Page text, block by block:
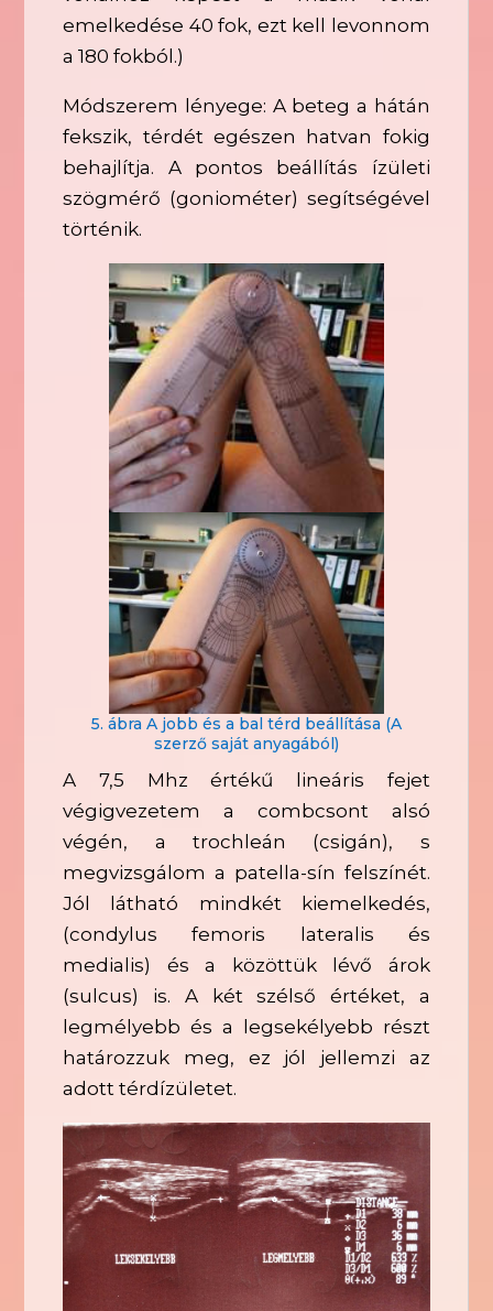
emelkedése 40 fok, ezt kell levonnom
a 180 fokból.)
Módszerem lényege: A beteg a hátán
fekszik, térdét egészen hatvan fokig
behajlítja. A pontos beállítás ízületi
szögmérő (goniométer) segítségével
történik.
5. ábra A jobb és a bal térd beállítása (A
szerző saját anyagából)
A 7,5 Mhz értékű lineáris fejet
végigvezetem a combcsont alsó
végén, a trochleán (csigán), s
megvizsgálom a patella-sín felszínét.
Jól látható mindkét kiemelkedés,
(condylus femoris lateralis és
medialis) és a közöttük lévő árok
(sulcus) is. A két szélső értéket, a
legmélyebb és a legsekélyebb részt
határozzuk meg, ez jól jellemzi az
adott térdízületet.